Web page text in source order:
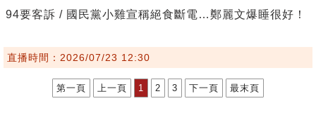
94要客訴 / 國民黨小雞宣稱絕食斷電…鄭麗文爆睡很好！
直播時間：2026/07/23 12:30
第一頁 上一頁 1 2 3 下一頁 最末頁